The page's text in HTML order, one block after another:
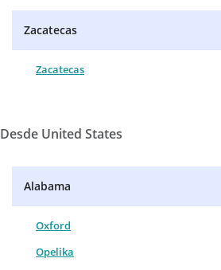
Zacatecas
Zacatecas
Desde United States
Alabama
Oxford
Opelika